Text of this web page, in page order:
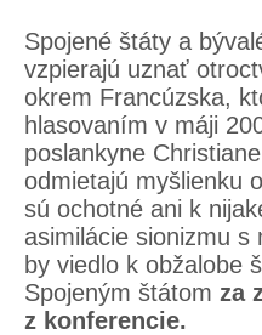
Spojené štáty a
vzpierajú uznať
okrem Francúzska,
hlasovaním v máji
poslankyne
odmietajú myšlienku
sú ochotné ani k
asimilácie sionizmu
by viedlo k obžalobe
Spojeným štátom za
z konferencie.